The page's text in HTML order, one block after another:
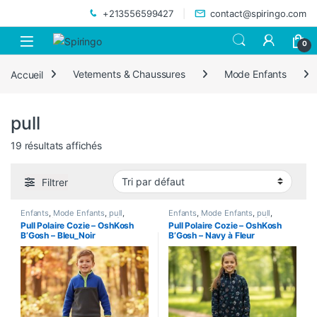
+213556599427 contact@spiringo.com
0
Accueil Vetements & Chaussures Mode Enfants
pull
19 résultats affichés
Filtrer
Enfants Mode Enfants pull
sweatshirt Vetements Enfants
Pull Polaire Cozie – OshKosh
B’Gosh – Bleu_Noir
Enfants Mode Enfants pull
sweatshirt Vetements Enfants
Pull Polaire Cozie – OshKosh
B’Gosh – Navy à Fleur